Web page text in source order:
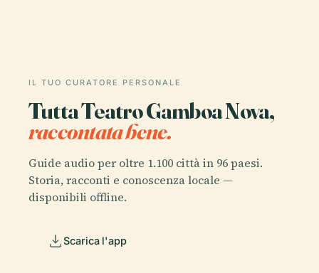
IL TUO CURATORE PERSONALE
Tutta Teatro Gamboa Nova,
raccontata bene.
Guide audio per oltre 1.100 città in 96 paesi.
Storia, racconti e conoscenza locale —
disponibili offline.
Scarica l'app